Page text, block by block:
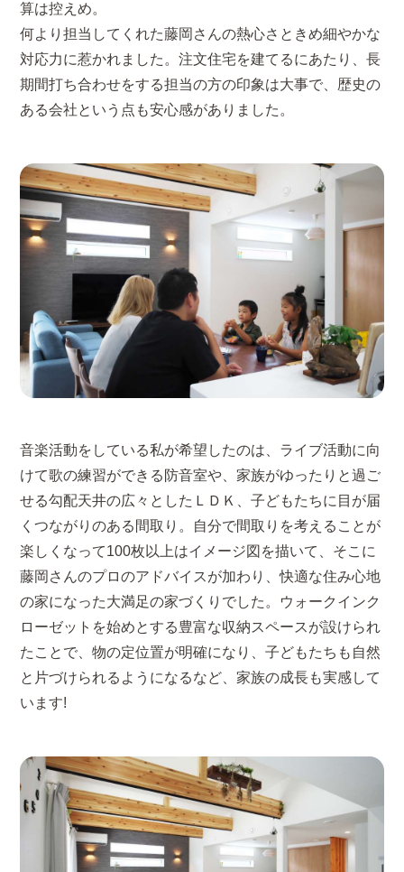
算は控えめ。
何より担当してくれた藤岡さんの熱心さときめ細やかな
対応力に惹かれました。注文住宅を建てるにあたり、長
期間打ち合わせをする担当の方の印象は大事で、歴史の
ある会社という点も安心感がありました。
音楽活動をしている私が希望したのは、ライブ活動に向
けて歌の練習ができる防音室や、家族がゆったりと過ご
せる勾配天井の広々としたＬＤＫ、子どもたちに目が届
くつながりのある間取り。自分で間取りを考えることが
楽しくなって100枚以上はイメージ図を描いて、そこに
藤岡さんのプロのアドバイスが加わり、快適な住み心地
の家になった大満足の家づくりでした。ウォークインク
ローゼットを始めとする豊富な収納スペースが設けられ
たことで、物の定位置が明確になり、子どもたちも自然
と片づけられるようになるなど、家族の成長も実感して
います!